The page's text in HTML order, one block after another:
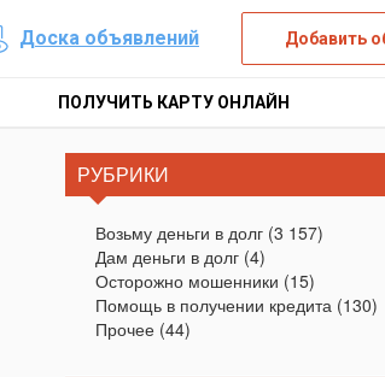
Доска объявлений Добавить
ПОЛУЧИТЬ КАРТУ ОНЛАЙН
РУБРИКИ
Возьму деньги в долг(3 157)
Дам деньги в долг(4)
Осторожно мошенники (15)
Помощь в получении кредита(130)
Прочее(44)